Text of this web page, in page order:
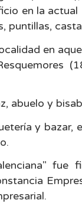
en la
en
abuelo y
y bazar,
fue